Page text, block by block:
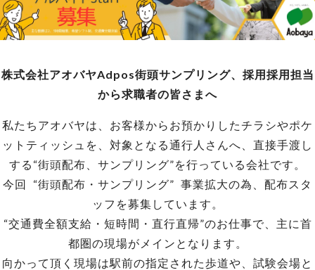
株式会社アオバヤAdpos街頭サンプリング、採用採用担当
から求職者の皆さまへ
私たちアオバヤは、お客様からお預かりしたチラシやポケ
ットティッシュを、対象となる通行人さんへ、直接手渡し
する“街頭配布、サンプリング”を行っている会社です。
今回 “街頭配布・サンプリング” 事業拡大の為、配布スタ
ッフを募集しています。
“交通費全額支給・短時間・直行直帰”のお仕事で、主に首
都圏の現場がメインとなります。
向かって頂く現場は駅前の指定された歩道や、試験会場と